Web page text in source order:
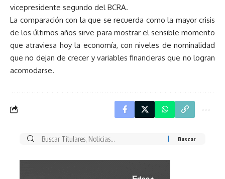
vicepresidente segundo del BCRA.
La comparación con la que se recuerda como la mayor crisis
de los últimos años sirve para mostrar el sensible momento
que atraviesa hoy la economía, con niveles de nominalidad
que no dejan de crecer y variables financieras que no logran
acomodarse.
Buscar